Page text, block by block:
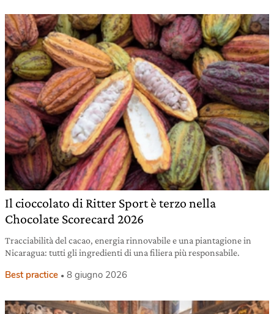
Il cioccolato di Ritter Sport è terzo nella
Chocolate Scorecard 2026
Tracciabilità del cacao, energia rinnovabile e una piantagione in
Nicaragua: tutti gli ingredienti di una filiera più responsabile.
Best practice 8 giugno 2026